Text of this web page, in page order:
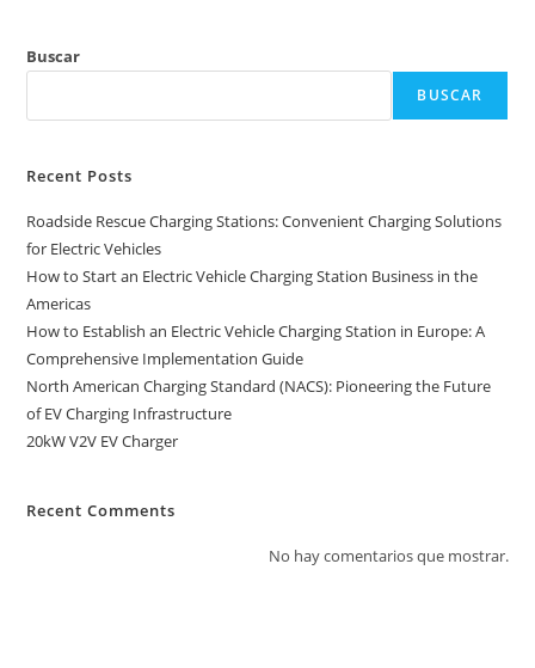
Buscar
BUSCAR
Recent Posts
Roadside Rescue Charging Stations: Convenient Charging Solutions
for Electric Vehicles
How to Start an Electric Vehicle Charging Station Business in the
Americas
How to Establish an Electric Vehicle Charging Station in Europe: A
Comprehensive Implementation Guide
North American Charging Standard (NACS): Pioneering the Future
of EV Charging Infrastructure
20kW V2V EV Charger
Recent Comments
No hay comentarios que mostrar.